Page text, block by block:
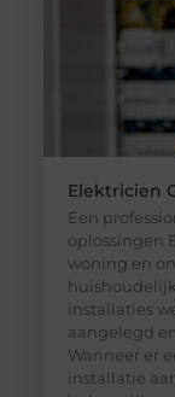
Elektricien
Een
oplossingen
woning en
installaties
aangelegd
Wanneer er
installatie